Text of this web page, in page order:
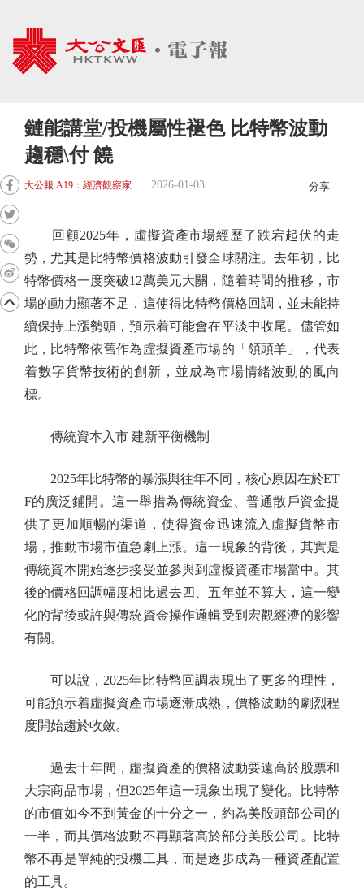
鏈能講堂/投機屬性褪色 比特幣波動
趨穩\付 饒
大公報 A19：經濟觀察家 2026-01-03 分享
回顧2025年，虛擬資產市場經歷了跌宕起伏的走
勢，尤其是比特幣價格波動引發全球關注。去年初，比
特幣價格一度突破12萬美元大關，隨着時間的推移，市
場的動力顯著不足，這使得比特幣價格回調，並未能持
續保持上漲勢頭，預示着可能會在平淡中收尾。儘管如
此，比特幣依舊作為虛擬資產市場的「領頭羊」，代表
着數字貨幣技術的創新，並成為市場情緒波動的風向
標。
傳統資本入市 建新平衡機制
2025年比特幣的暴漲與往年不同，核心原因在於ET
F的廣泛鋪開。這一舉措為傳統資金、普通散戶資金提
供了更加順暢的渠道，使得資金迅速流入虛擬貨幣市
場，推動市場市值急劇上漲。這一現象的背後，其實是
傳統資本開始逐步接受並參與到虛擬資產市場當中。其
後的價格回調幅度相比過去四、五年並不算大，這一變
化的背後或許與傳統資金操作邏輯受到宏觀經濟的影響
有關。
可以說，2025年比特幣回調表現出了更多的理性，
可能預示着虛擬資產市場逐漸成熟，價格波動的劇烈程
度開始趨於收斂。
過去十年間，虛擬資產的價格波動要遠高於股票和
大宗商品市場，但2025年這一現象出現了變化。比特幣
的市值如今不到黃金的十分之一，約為美股頭部公司的
一半，而其價格波動不再顯著高於部分美股公司。比特
幣不再是單純的投機工具，而是逐步成為一種資產配置
的工具。